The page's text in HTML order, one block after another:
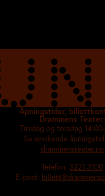
Åpningstider,
Drammens Teater:
Tirsdag og torsdag
Se avvikende
drammensteater.no
Telefon: 3221 3100
E-post: